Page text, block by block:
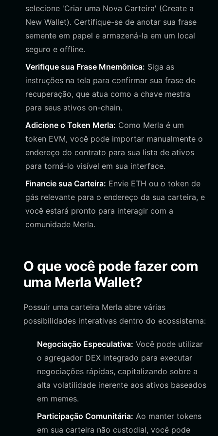
selecione 'Criar uma Nova Carteira' (Create a
New Wallet). Certifique-se de anotar sua frase
semente em papel e armazená-la em um local
seguro e offline.
Verifique sua Frase Mnemônica: Siga as
instruções na tela para confirmar sua frase de
recuperação, que atua como a chave mestra
para seus ativos on-chain.
Adicione o Token Merla: Como Merla é um
token EVM, você pode importar manualmente o
endereço do contrato para sua lista de ativos
para torná-lo visível em sua interface.
Financie sua Carteira: Envie ETH ou o token de
gás relevante para o endereço da sua carteira, e
você estará pronto para interagir com a
comunidade Merla.
O que você pode fazer com
uma Merla Wallet?
Possuir uma carteira Merla abre várias
possibilidades interativas dentro do ecossistema:
Negociação Especulativa: Você pode utilizar
o agregador DEX integrado para executar
negociações rápidas, capitalizando sobre a
alta volatilidade inerente aos ativos baseados
em memes.
Participação Comunitária: Ao manter tokens
em sua carteira não custodial, você pode